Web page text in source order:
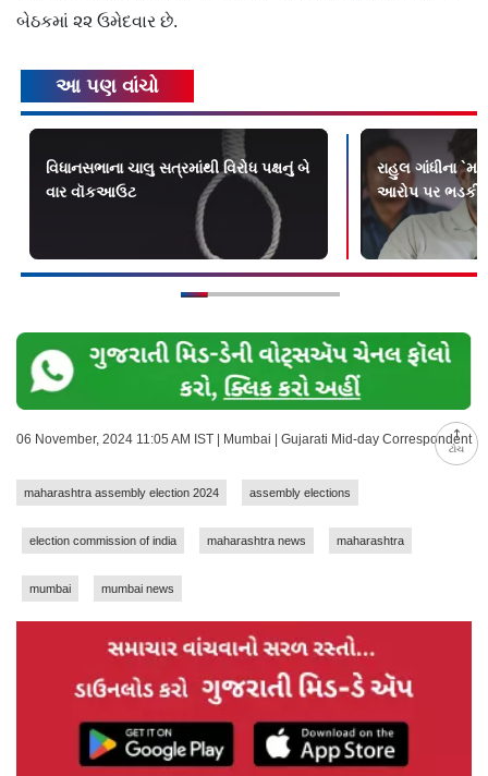
ટોચ
બેઠકમાં ૨૨ ઉમેદવાર છે.
આ પણ વાંચો
વિધાનસભાના ચાલુ સત્રમાંથી વિરોધ પક્ષનું બે
વાર વૉકઆઉટ
રાહુલ ગાંધીના
આરોપ પર ભડકી
06 November, 2024 11:05 AM IST | Mumbai | Gujarati Mid-day Correspondent
maharashtra assembly election 2024 assembly elections
election commission of india maharashtra news maharashtra
mumbai mumbai news